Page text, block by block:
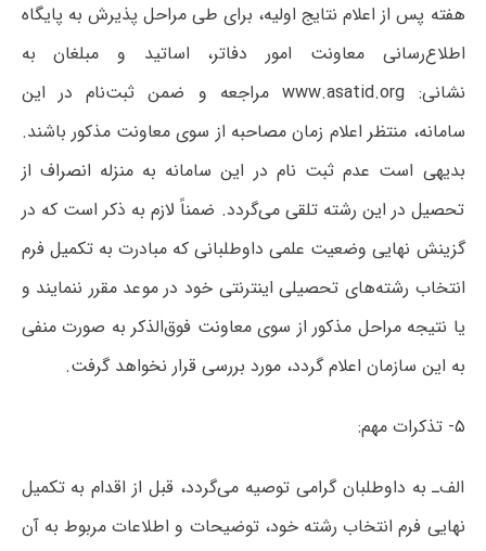
هفته پس از اعلام نتایج اولیه، برای طی مراحل پذیرش به پایگاه
اطلاع‌رسانی معاونت امور دفاتر، اساتید و مبلغان به
نشانی: www.asatid.orgمراجعه و ضمن ثبت‌نام در این
سامانه، منتظر اعلام زمان مصاحبه از سوی معاونت مذکور باشند.
بدیهی است عدم ثبت نام در این سامانه به منزله انصراف از
تحصیل در این رشته تلقی می‌گردد. ضمناً لازم به ذکر است که در
گزینش نهایی وضعیت علمی داوطلبانی که مبادرت به تکمیل فرم
انتخاب رشته‌های تحصیلی اینترنتی خود در موعد مقرر ننمایند و
یا نتیجه مراحل مذکور از سوی معاونت فوق‌الذکر به صورت منفی
به این سازمان اعلام گردد، مورد بررسی قرار نخواهد گرفت.
۵- تذکرات مهم:
الف‌ـ به داوطلبان گرامی توصیه می‌گردد، قبل از اقدام به تکمیل
نهایی فرم انتخاب رشته خود، توضیحات و اطلاعات مربوط به آن